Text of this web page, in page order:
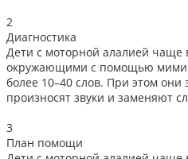
2
Диагностика
Дети с моторной алалией чаще
окружающими с помощью
более 10–40 слов. При этом
произносят звуки и заменяют
3
План помощи